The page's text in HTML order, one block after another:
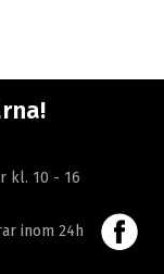
kl. 10 - 16
inom 24h